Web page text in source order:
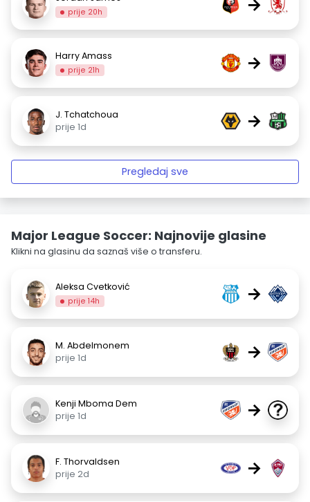
prije 20h
Harry Amass
prije 21h →
J. Tchatchoua
prije 1d
→
Pregledaj sve
Major League Soccer: Najnovije glasine
Klikni na glasinu da saznaš više o transferu.
Aleksa Cvetković
prije 14h →
M. Abdelmonem
prije 1d
→
Kenji Mboma Dem
prije 1d
→
F. Thorvaldsen
prije 2d
→